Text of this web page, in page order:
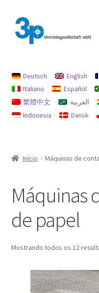
Pular
para
navegação
Pular
para
conteúdo
imprimir
máquinas usadas
Proteção de dados
Deutsch English
Italiano
Español
繁體中文
العربية
Indonesia
Dansk
Início Máquinas de
Máquinas
de papel
Mostrando todos os 12